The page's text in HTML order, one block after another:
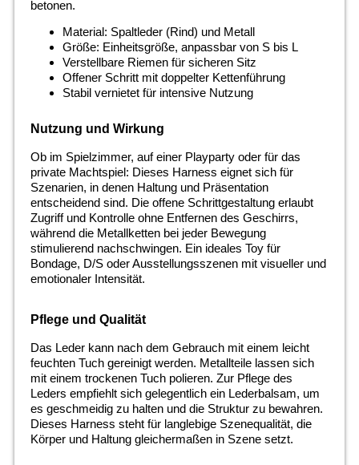
betonen.
Material: Spaltleder (Rind) und Metall
Größe: Einheitsgröße, anpassbar von S bis L
Verstellbare Riemen für sicheren Sitz
Offener Schritt mit doppelter Kettenführung
Stabil vernietet für intensive Nutzung
Nutzung und Wirkung
Ob im Spielzimmer, auf einer Playparty oder für das
private Machtspiel: Dieses Harness eignet sich für
Szenarien, in denen Haltung und Präsentation
entscheidend sind. Die offene Schrittgestaltung erlaubt
Zugriff und Kontrolle ohne Entfernen des Geschirrs,
während die Metallketten bei jeder Bewegung
stimulierend nachschwingen. Ein ideales Toy für
Bondage, D/S oder Ausstellungsszenen mit visueller und
emotionaler Intensität.
Pflege und Qualität
Das Leder kann nach dem Gebrauch mit einem leicht
feuchten Tuch gereinigt werden. Metallteile lassen sich
mit einem trockenen Tuch polieren. Zur Pflege des
Leders empfiehlt sich gelegentlich ein Lederbalsam, um
es geschmeidig zu halten und die Struktur zu bewahren.
Dieses Harness steht für langlebige Szenequalität, die
Körper und Haltung gleichermaßen in Szene setzt.